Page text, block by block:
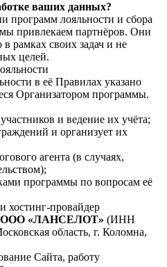
ваших данных?
программ лояльности и сбора
привлекаем партнёров. Они
рамках своих задач и не
целей.
в её Правилах указано
Организатором программы.
и ведение их учёта;
и организует их
агента (в случаях,
программы по вопросам её
хостинг-провайдер
ООО «ЛАНСЕЛОТ» (ИНН
область, г. Коломна,
Сайта, работу